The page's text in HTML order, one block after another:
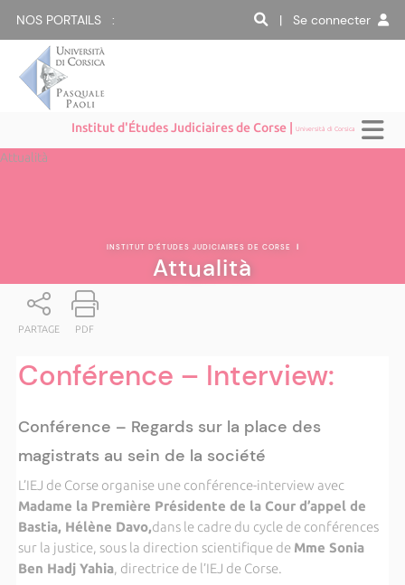
NOS PORTAILS : | Se connecter
Institut d'Études Judiciaires de Corse |Università di Corsica
Attualità
INSTITUT D'ÉTUDES JUDICIAIRES DE CORSE |
Attualità
PARTAGE PDF
Conférence – Interview:
Conférence – Regards sur la place des
magistrats au sein de la société
L’IEJ de Corse organise une conférence-interview avec
Madame la Première Présidente de la Cour d’appel de
Bastia, Hélène Davo,dans le cadre du cycle de conférences
sur la justice, sous la direction scientifique de Mme Sonia
Ben Hadj Yahia, directrice de l’IEJ de Corse.